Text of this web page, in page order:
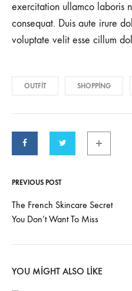
exercitation ullamco laboris
consequat. Duis aute irure
voluptate velit esse cillum
OUTFIT SHOPPING
Post
PREVIOUS POST
The French Skincare Secret
You Don’t Want To Miss
YOU MIGHT ALSO LIKE